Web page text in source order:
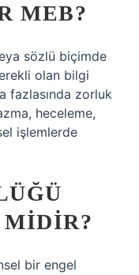
MEB?
sözlü biçimde
olan bilgi
fazlasında zorluk
heceleme,
işlemlerde
bir engel